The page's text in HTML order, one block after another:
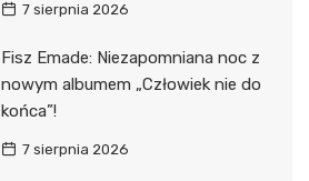
7 sierpnia 2026
Fisz Emade: Niezapomniana noc z
nowym albumem „Człowiek nie do
końca”!
7 sierpnia 2026